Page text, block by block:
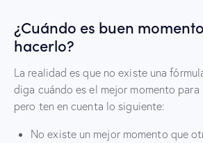
¿Cuándo es buen
hacerlo?
La realidad es que no existe una
diga cuándo es el mejor momento
pero ten en cuenta lo siguiente:
No existe un mejor momento que